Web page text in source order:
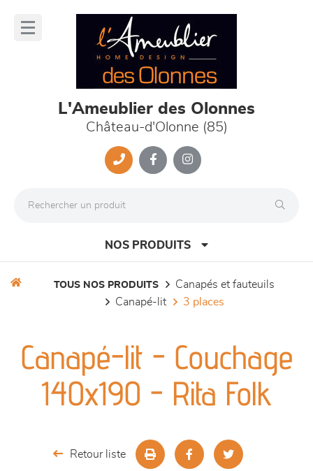
L'Ameublier des Olonnes
Château-d'Olonne (85)
NOS PRODUITS
séjours
meubles de complément
TOUS NOS PRODUITS
canapés et fauteuils
canapé-lit
3 places
Canapé-lit - Couchage
140x190 - Rita Folk
Retour liste